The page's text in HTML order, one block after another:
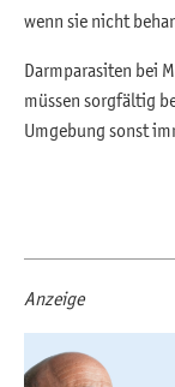
wenn sie nicht
Darmparasiten bei
müssen sorgfältig
Umgebung sonst
Anzeige